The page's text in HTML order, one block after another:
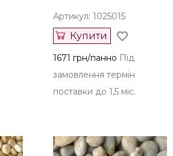
Артикул: 1025015
Купити
1671 грн/панно Під
замовлення термін
поставки до 1,5 міс.